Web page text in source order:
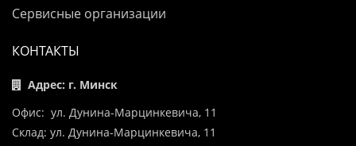
Сервисные организации
КОНТАКТЫ
Адрес: г. Минск
Офис: ул. Дунина-Марцинкевича, 11
Склад: ул. Дунина-Марцинкевича, 11